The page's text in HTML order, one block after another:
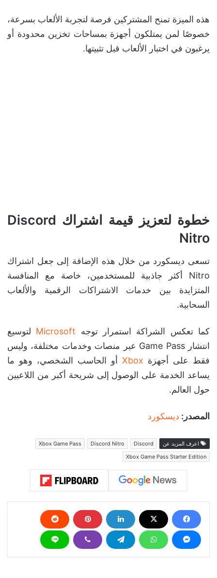
هذه الميزة تمنح المشتركين فرصة لتجربة الألعاب بسرعة،
خصوصًا لمن يمتلكون أجهزة بمساحات تخزين محدودة أو
يرغبون في اختبار الألعاب قبل تثبيتها.
خطوة لتعزيز قيمة اشتراك Discord
Nitro
تسعى ديسكورد من خلال هذه الإضافة إلى جعل اشتراك
Nitro أكثر جاذبية للمستخدمين، خاصة مع المنافسة
المتزايدة بين خدمات الاشتراكات الرقمية والألعاب
السحابية.
كما تعكس الشراكة استمرار توجه Microsoft لتوسيع
انتشار Game Pass عبر منصات وخدمات مختلفة، وليس
فقط على أجهزة Xbox أو الحاسب الشخصي، وهو ما
يساعد الخدمة على الوصول إلى شريحة أكبر من اللاعبين
حول العالم.
المصدر: ديسكورد
اعرف المزيد عن Discord
Discord Nitro
Xbox Game Pass
Xbox Game Pass Starter Edition